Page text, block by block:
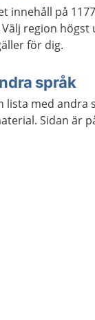
innehåll på
region
för dig.
språk
lista med andra
Sidan är